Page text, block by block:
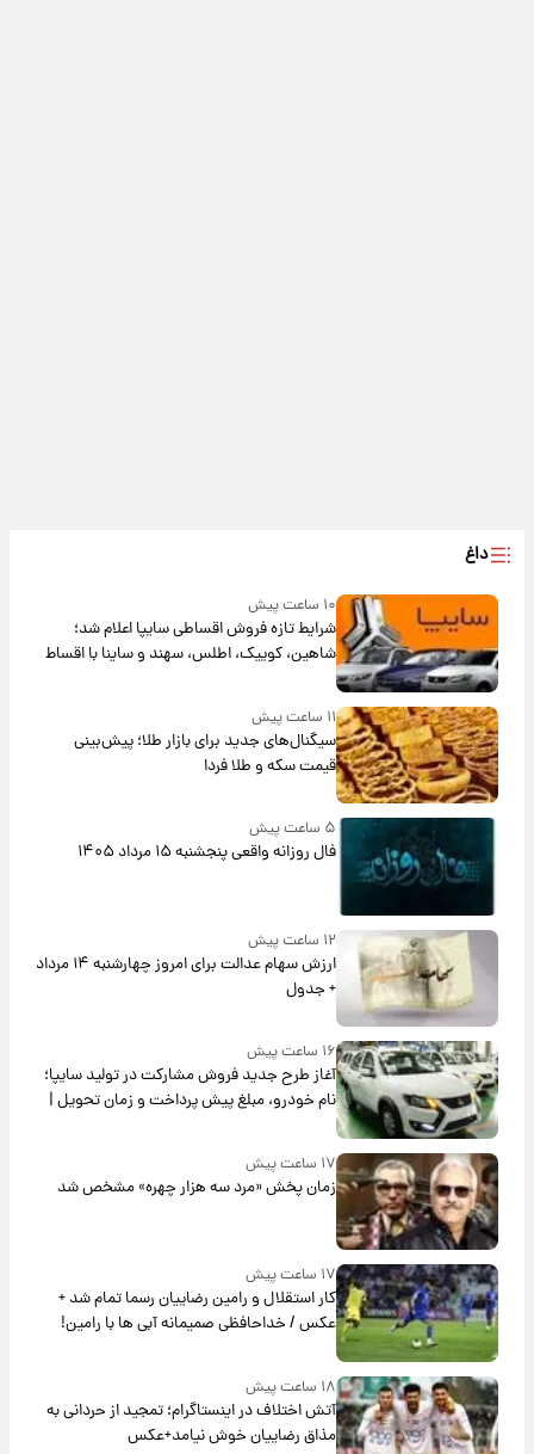
داغ
۱۰ ساعت پیش
شرایط تازه فروش اقساطی سایپا اعلام شد؛
شاهین، کوییک، اطلس، سهند و ساینا با اقساط
بلندمدت + جدول
۱۱ ساعت پیش
سیگنال‌های جدید برای بازار طلا؛ پیش‌بینی
قیمت سکه و طلا فردا
۵ ساعت پیش
فال روزانه واقعی پنجشنبه ۱۵ مرداد ۱۴۰۵
۱۲ ساعت پیش
ارزش سهام عدالت برای امروز چهارشنبه ۱۴ مرداد
+ جدول
۱۶ ساعت پیش
آغاز طرح جدید فروش مشارکت در تولید سایپا؛
نام خودرو، مبلغ پیش پرداخت و زمان تحویل |
سود مشارکت چند درصد است؟
۱۷ ساعت پیش
زمان پخش «مرد سه هزار چهره» مشخص شد
۱۷ ساعت پیش
کار استقلال و رامین رضاییان رسما تمام شد +
عکس / خداحافظی صمیمانه آبی ها با رامین!
۱۸ ساعت پیش
آتش اختلاف در اینستاگرام؛ تمجید از حردانی به
مذاق رضاییان خوش نیامد+عکس